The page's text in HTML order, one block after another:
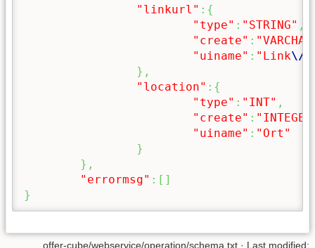
"linkurl" : {
"type" : "STRING" ,
"create" :
"uiname" : "Link\/
} ,
"location" : {
"type" : "INT" ,
"create" :
"uiname" : "Ort"
}
} ,
"errormsg" : [ ]
}
offer-cube/webservice/operation/schema.txt · Last modified: